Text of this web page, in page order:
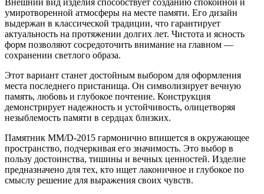
умиротворенной атмосферы на месте памяти. Его дизайн
выдержан в классической традиции, что гарантирует
актуальность на протяжении долгих лет. Чистота и ясность
форм позволяют сосредоточить внимание на главном —
сохранении светлого образа.
Этот вариант станет достойным выбором для оформления
места последнего пристанища. Он символизирует вечную
память, любовь и глубокое почтение. Конструкция
демонстрирует надежность и устойчивость, олицетворяя
незыблемость памяти в сердцах близких.
Памятник ММ/D-2015 гармонично впишется в окружающее
пространство, подчеркивая его значимость. Это выбор в
пользу достоинства, тишины и вечных ценностей. Изделие
предназначено для тех, кто ищет лаконичное и глубокое по
смыслу решение для выражения своих чувств.